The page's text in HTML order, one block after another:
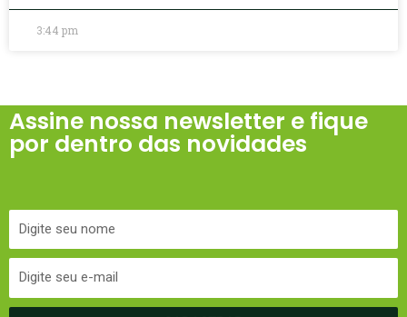
3:44 pm
Assine nossa newsletter e fique
por dentro das novidades